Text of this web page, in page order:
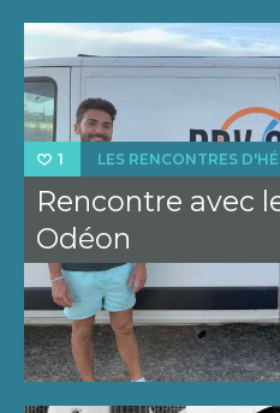
1 LES RENCONTRES
Rencontre avec
Odéon